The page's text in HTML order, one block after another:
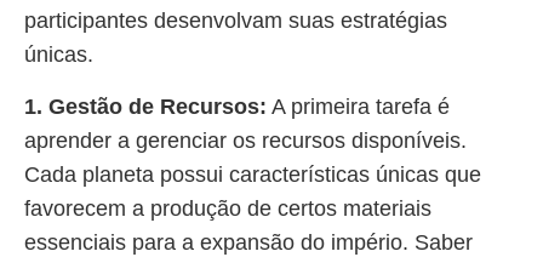
participantes desenvolvam suas estratégias
únicas.
1. Gestão de Recursos: A primeira tarefa é
aprender a gerenciar os recursos disponíveis.
Cada planeta possui características únicas que
favorecem a produção de certos materiais
essenciais para a expansão do império. Saber